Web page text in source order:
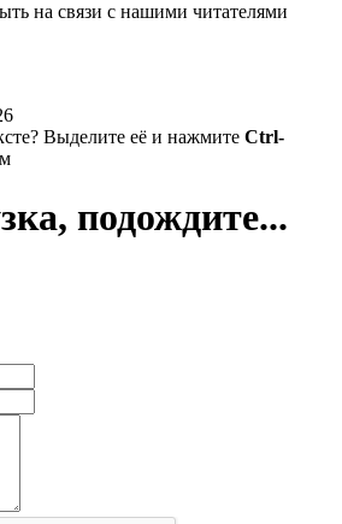
на связи с нашими читателями
Выделите её и нажмите Ctrl-
подождите...